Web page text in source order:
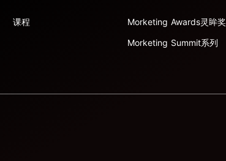
课程
Morketing Awards灵眸奖
Morketing Summit系列